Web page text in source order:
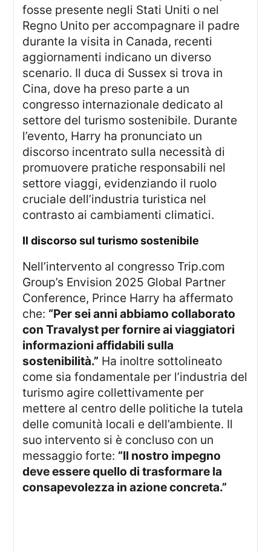
fosse presente negli Stati Uniti o nel
Regno Unito per accompagnare il padre
durante la visita in Canada, recenti
aggiornamenti indicano un diverso
scenario. Il duca di Sussex si trova in
Cina, dove ha preso parte a un
congresso internazionale dedicato al
settore del turismo sostenibile. Durante
l’evento, Harry ha pronunciato un
discorso incentrato sulla necessità di
promuovere pratiche responsabili nel
settore viaggi, evidenziando il ruolo
cruciale dell’industria turistica nel
contrasto ai cambiamenti climatici.
il discorso sul turismo sostenibile
Nell’intervento al congresso Trip.com
Group’s Envision 2025 Global Partner
Conference, Prince Harry ha affermato
che: “Per sei anni abbiamo collaborato
con Travalyst per fornire ai viaggiatori
informazioni affidabili sulla
sostenibilità.” Ha inoltre sottolineato
come sia fondamentale per l’industria del
turismo agire collettivamente per
mettere al centro delle politiche la tutela
delle comunità locali e dell’ambiente. Il
suo intervento si è concluso con un
messaggio forte: “Il nostro impegno
deve essere quello di trasformare la
consapevolezza in azione concreta.”